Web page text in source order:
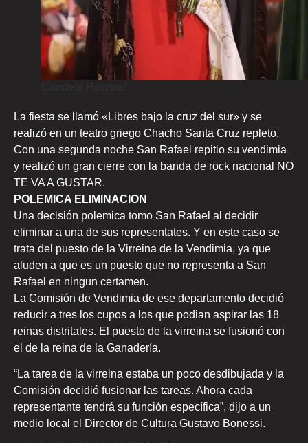
La fiesta se llamó «Libres bajo la cruz del sur» y se
realizó en un teatro griego Chacho Santa Cruz repleto.
Con una segunda noche San Rafael repitio su vendimia
y realizó un gran cierre con la banda de rock nacional NO
TE VA A GUSTAR.
POLEMICA ELIMINACION
Una decisión polemica tomo San Rafael al decidir
eliminar a una de sus representates. Y en este caso se
trata del puesto de la Virreina de la Vendimia, ya que
aluden a que es un puesto que no representa a San
Rafael en ningun certamen.
La Comisión de Vendimia de ese departamento decidió
reducir a tres los cupos a los que podian aspirar las 18
reinas distritales. El puesto de la virreina se fusionó con
el de la reina de la Ganadería.
“La tarea de la virreina estaba un poco desdibujada y la
Comisión decidió fusionar las tareas. Ahora cada
representante tendrá su función específica”, dijo a un
medio local el Director de Cultura Gustavo Bonessi.